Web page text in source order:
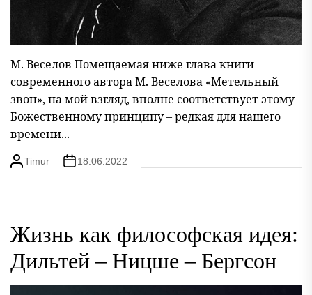
М. Веселов Помещаемая ниже глава книги
современного автора М. Веселова «Метельный
звон», на мой взгляд, вполне соответствует этому
Божественному принципу – редкая для нашего
времени...
Timur 18.06.2022
Жизнь как философская идея:
Дильтей – Ницше – Бергсон